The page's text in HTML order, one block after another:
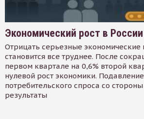
Экономический рост в
Отрицать серьезные
становится все труднее. После
первом квартале на 0,6% второй
нулевой рост экономики.
потребительского спроса со
результаты